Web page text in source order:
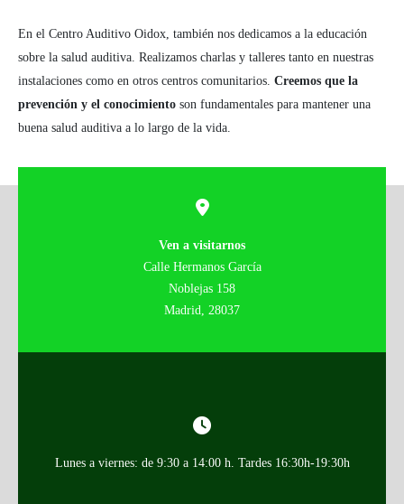
En el Centro Auditivo Oidox, también nos dedicamos a la educación
sobre la salud auditiva. Realizamos charlas y talleres tanto en nuestras
instalaciones como en otros centros comunitarios. Creemos que la
prevención y el conocimiento son fundamentales para mantener una
buena salud auditiva a lo largo de la vida.
Ven a visitarnos
Calle Hermanos García
Noblejas 158
Madrid, 28037
Lunes a viernes: de 9:30 a 14:00 h. Tardes 16:30h-19:30h